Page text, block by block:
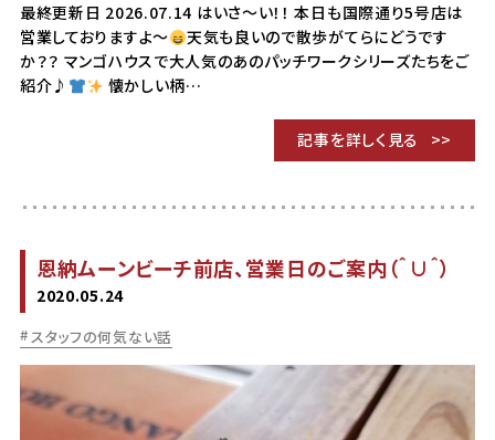
最終更新日 2026.07.14 はいさ～い！！ 本日も国際通り5号店は
営業しておりますよ～
天気も良いので散歩がてらにどうです
か？？ マンゴハウスで大人気のあのパッチワークシリーズたちをご
紹介♪
懐かしい柄…
記事を詳しく見る
恩納ムーンビーチ前店、営業日のご案内（＾∪＾）
2020.05.24
スタッフの何気ない話